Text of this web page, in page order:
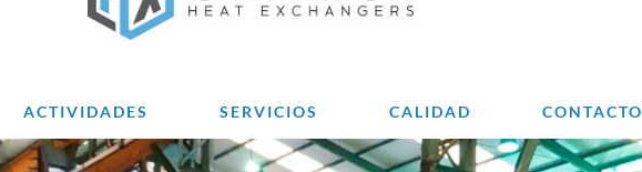
ACTIVIDADES SERVICIOS CALIDAD CONTACTO